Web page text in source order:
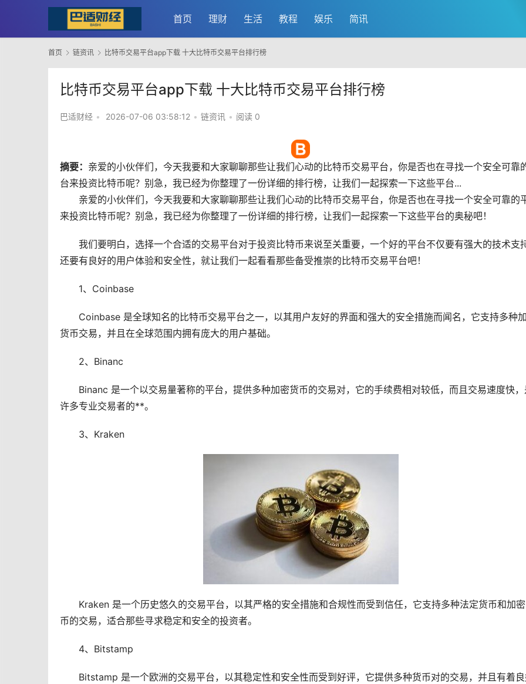
首页 理财 生活 教程 娱乐 简讯
首页 链资讯 比特币交易平台app下载 十大比特币交易平台排行榜
比特币交易平台app下载 十大比特币交易平台排行榜
巴适财经 • 2026-07-06 03:58:12 • 链资讯 • 阅读 0
摘要： 亲爱的小伙伴们，今天我要和大家聊聊那些让我们心动的 比特币交易平台，你是否也在寻找一个安全可靠
台来投资比特币呢？别急，我已经为你整理了一份详细的排行榜，让我们一起探索一下这些平台...
亲爱的小伙伴们，今天我要和大家聊聊那些让我们心动的比特币交易平台，你是否也在寻找一个安全可靠的
来投资比特币呢？别急，我已经为你整理了一份详细的排行榜，让我们一起探索一下这些平台的奥秘吧！
我们要明白，选择一个合适的交易平台对于投资比特币来说至关重要，一个好的平台不仅要有强大的技术支
还要有良好的用户体验和安全性，就让我们一起看看那些备受推崇的比特币交易平台吧！
1、Coinbase
Coinbase 是全球知名的比特币交易平台之一，以其用户友好的界面和强大的安全措施而闻名，它支持多种
货币交易，并且在全球范围内拥有庞大的用户基础。
2、Binanc
Binanc 是一个以交易量著称的平台，提供多种加密货币的交易对，它的手续费相对较低，而且交易速度快
许多专业交易者的**。
3、Kraken
Kraken 是一个历史悠久的交易平台，以其严格的安全措施和合规性而受到信任，它支持多种法定货币和加
币的交易，适合那些寻求稳定和安全的投资者。
4、Bitstamp
Bitstamp 是一个欧洲的交易平台，以其稳定性和安全性而受到好评，它提供多种货币对的交易，并且有着